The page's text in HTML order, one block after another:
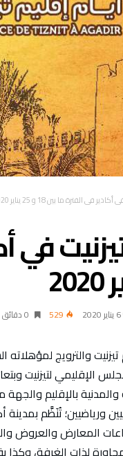
في الفترة ما بين 18 و 25 يناير 2020
في
6 يناير 2020 529 0 ‫دقائق‬
والترويج لمؤهلاته
الإقليمي لتيزنيت
بالإقليم
؛ وذلك بقاعات المعارض
لذات الغرفة، وكذا